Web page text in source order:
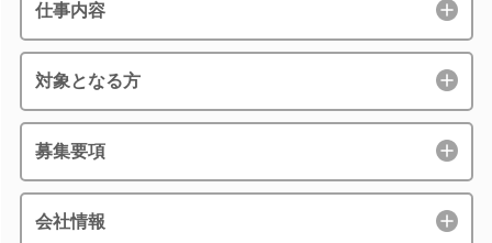
仕事内容
対象となる方
募集要項
会社情報